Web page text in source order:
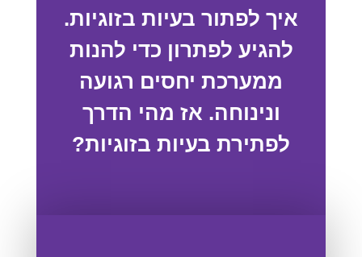
איך לפתור בעיות בזוגיות.
להגיע לפתרון כדי להנות
ממערכת יחסים רגועה
ונינוחה. אז מהי הדרך
לפתירת בעיות בזוגיות?